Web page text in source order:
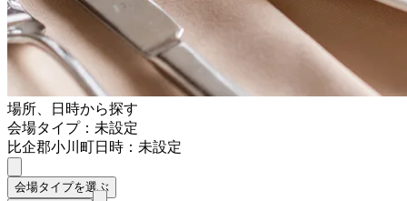
場所、日時から探す
会場タイプ：未設定
比企郡小川町日時：未設定
会場タイプを選ぶ